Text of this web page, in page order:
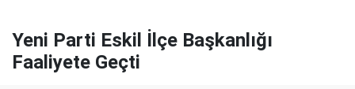
Yeni Parti Eskil İlçe Başkanlığı
Faaliyete Geçti